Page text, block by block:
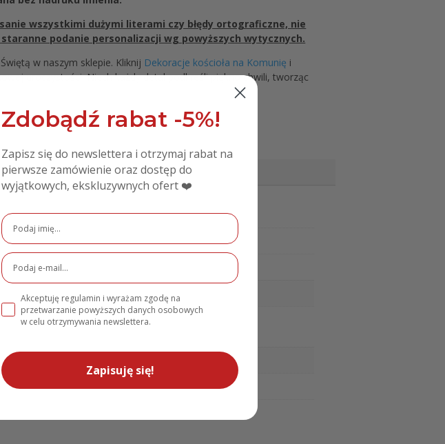
wszystkimi dużymi literami czy błędy ortograficzne, nie
podanie personalizacji wg powyższych wytycznych.
w naszym sklepie. Kliknij Dekoracje kościoła na Komunię i
uroczystości. Niech każdy detal podkreśli piękno chwili, tworząc
Zdobądź rabat -5%!
Zapisz się do newslettera i otrzymaj rabat na
pierwsze zamówienie oraz dostęp do
wyjątkowych, ekskluzywnych ofert ❤️
Akceptuję regulamin i wyrażam zgodę na
przetwarzanie powyższych danych osobowych
w celu otrzymywania newslettera.
Zapisuję się!